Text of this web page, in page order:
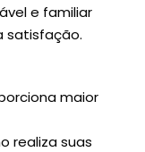
e familiar
satisfação.
maior
realiza suas